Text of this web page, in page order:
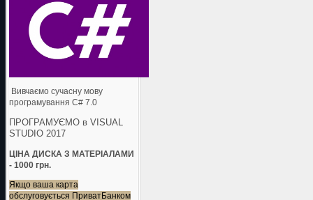
Вивчаємо сучасну мову
програмування C# 7.0
ПРОГРАМУЄМО в VISUAL
STUDIO 2017
ЦІНА ДИСКА З МАТЕРІАЛАМИ
- 1000 грн.
Якщо ваша карта
обслуговується ПриватБанком